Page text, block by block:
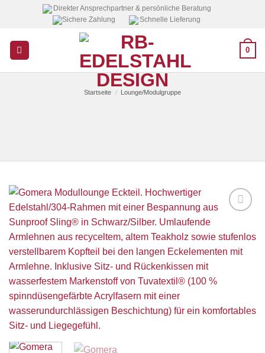
Direkter Ansprechpartner & persönliche Beratung
Sichere Zahlung
Schnelle Lieferung
0
Startseite / Lounge/Modulgruppe
Wunschliste